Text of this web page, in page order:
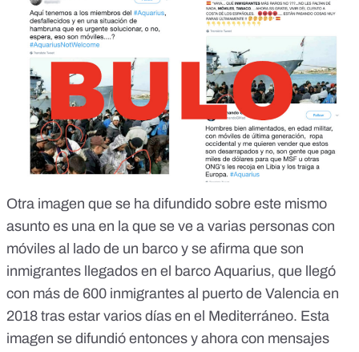
Otra imagen que se ha difundido sobre este mismo
asunto es una en la que se ve a varias personas con
móviles al lado de un barco y se afirma que son
inmigrantes llegados en el barco Aquarius, que llegó
con más de 600 inmigrantes al puerto de Valencia en
2018 tras estar varios días en el Mediterráneo. Esta
imagen se difundió entonces y ahora con mensajes